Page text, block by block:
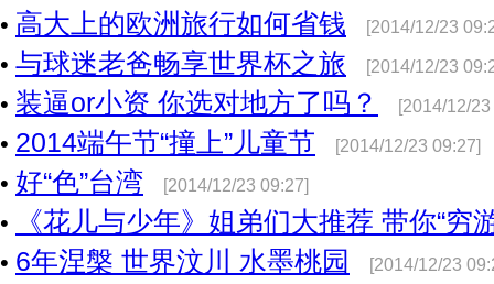
• 高大上的欧洲旅行如何省钱 [2014/12/23
• 与球迷老爸畅享世界杯之旅 [2014/12/23
• 装逼or小资 你选对地方了吗？ [2014/12/
• 2014端午节“撞上”儿童节 [2014/12/23 09:27]
• 好“色”台湾 [2014/12/23 09:27]
• 《花儿与少年》姐弟们大推荐 带你“穷
• 6年涅槃 世界汶川 水墨桃园 [2014/12/23